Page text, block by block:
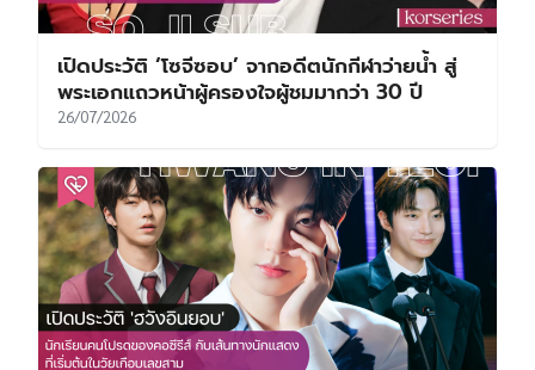
เปิดประวัติ ‘โซจีซอบ’ จากอดีตนักกีฬาว่ายน้ำ สู่
พระเอกแถวหน้าผู้ครองใจผู้ชมมากว่า 30 ปี
26/07/2026